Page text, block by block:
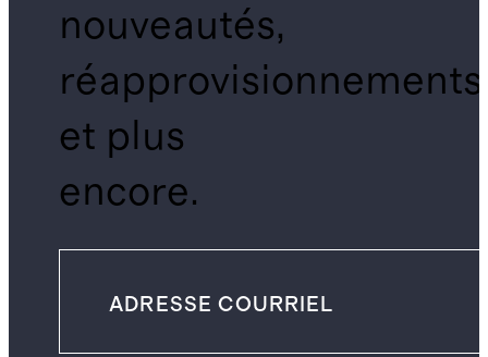
nouveautés,
réapprovisionnements
et plus
encore.